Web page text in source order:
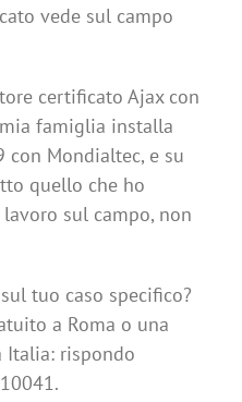
vede sul campo
certificato Ajax con
famiglia installa
Mondialtec, e su
quello che ho
sul campo, non
tuo caso specifico?
a Roma o una
Italia: rispondo